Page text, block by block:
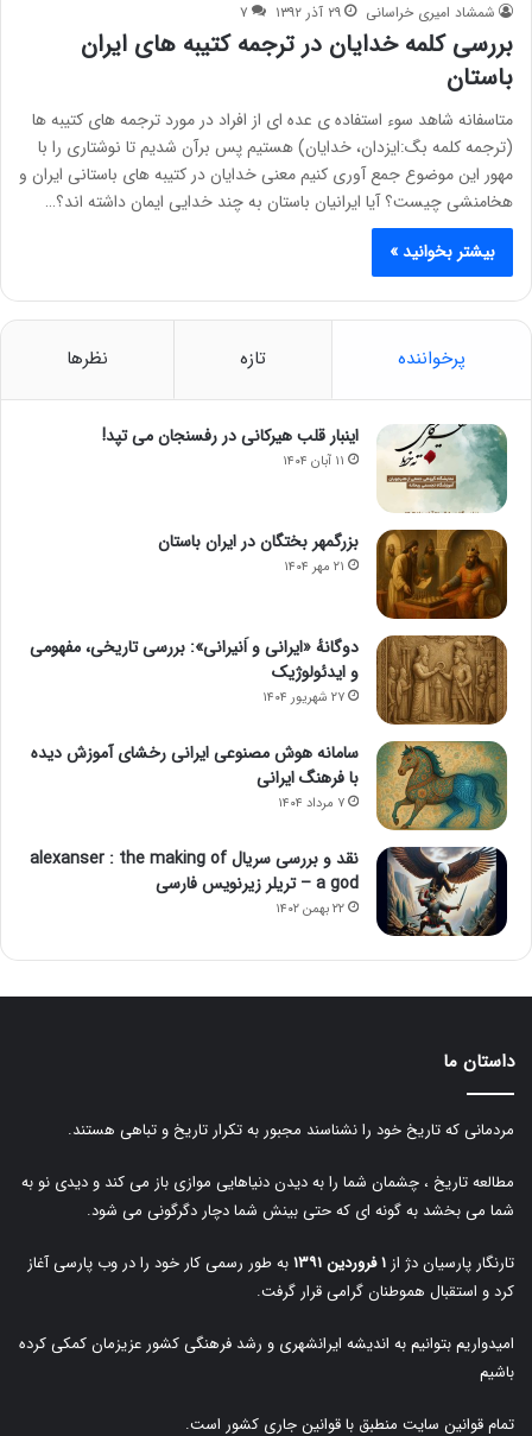
شمشاد امیری خراسانی ۲۹ آذر ۱۳۹۲ ۷
بررسی کلمه خدایان در ترجمه کتیبه های ایران
باستان
متاسفانه شاهد سوء استفاده ی عده ای از افراد در مورد ترجمه های کتیبه ها
(ترجمه کلمه بگ:ایزدان، خدایان) هستیم پس برآن شدیم تا نوشتاری را با
مهور این موضوع جمع آوری کنیم معنی خدایان در کتیبه های باستانی ایران و
هخامنشی چیست؟ آیا ایرانیان باستان به چند خدایی ایمان داشته اند؟…
بیشتر بخوانید »
پرخواننده تازه نظرها
اینبار قلب هیرکانی در رفسنجان می تپد!
۱۱ آبان ۱۴۰۴
بزرگمهر بختگان در ایران باستان
۲۱ مهر ۱۴۰۴
دوگانهٔ «ایرانی و اَنیرانی»: بررسی تاریخی، مفهومی
و ایدئولوژیک
۲۷ شهریور ۱۴۰۴
سامانه هوش مصنوعی ایرانی رخشای آموزش دیده
با فرهنگ ایرانی
۷ مرداد ۱۴۰۴
نقد و بررسی سریال alexanser : the making of
a god – تریلر زیرنویس فارسی
۲۲ بهمن ۱۴۰۲
داستان ما
مردمانی که تاریخ خود را نشناسند مجبور به تکرار تاریخ و تباهی هستند.
مطالعه تاریخ ، چشمان شما را به دیدن دنیاهایی موازی باز می کند و دیدی نو به
شما می بخشد به گونه ای که حتی بینش شما دچار دگرگونی می شود.
تارنگار پارسیان دژ از ۱ فروردین ۱۳۹۱
به طور رسمی کار خود را در وب پارسی آغاز
کرد و استقبال هموطنان گرامی قرار گرفت.
امیدواریم بتوانیم به اندیشه ایرانشهری و رشد فرهنگی کشور عزیزمان کمکی کرده
باشیم
تمام قوانین سایت منطبق با قوانین جاری کشور است.